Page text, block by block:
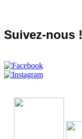
Suivez-nous !